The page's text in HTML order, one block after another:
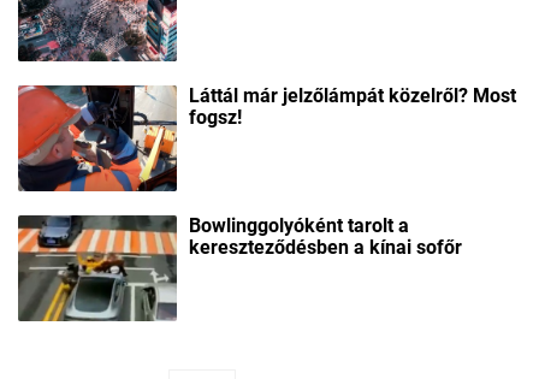
Láttál már jelzőlámpát közelről? Most
fogsz!
Bowlinggolyóként tarolt a
kereszteződésben a kínai sofőr